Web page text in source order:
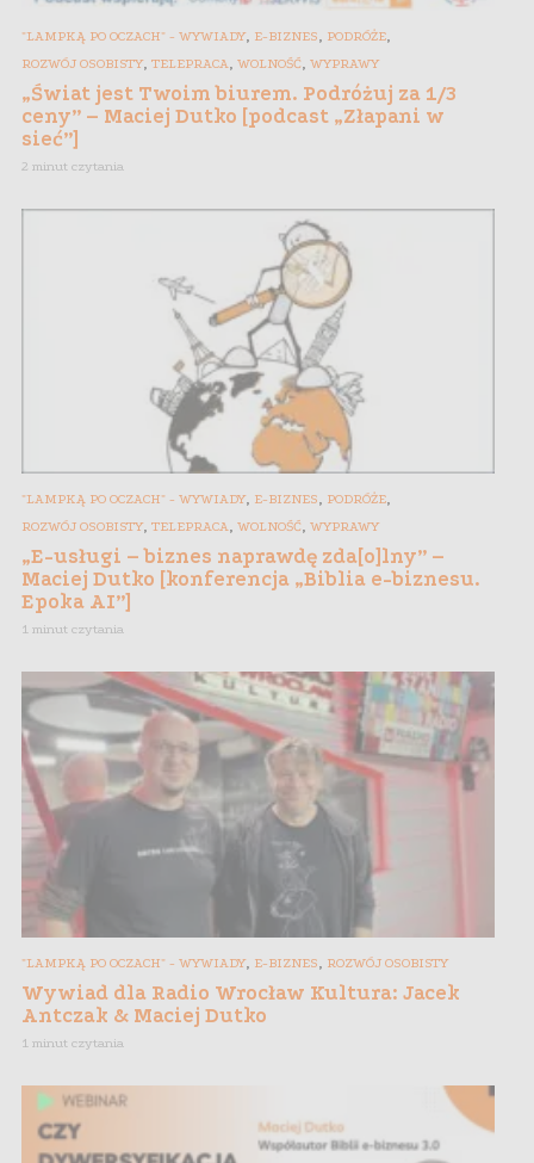
"LAMPKĄ PO OCZACH" - WYWIADY, E-BIZNES PODRÓŻE
ROZWÓJ OSOBISTY, TELEPRACA WOLNOŚĆ WYPRAWY
„Świat jest Twoim biurem. Podróżuj za 1/3
ceny” – Maciej Dutko [podcast „Złapani w
sieć”]
2 minut czytania
"LAMPKĄ PO OCZACH" - WYWIADY, E-BIZNES, PODRÓŻE,
ROZWÓJ OSOBISTY, TELEPRACA, WOLNOŚĆ, WYPRAWY
„E-usługi – biznes naprawdę zda[o]lny” –
Maciej Dutko [konferencja „Biblia e-biznesu.
Epoka AI”]
1 minut czytania
"LAMPKĄ PO OCZACH" - WYWIADY, E-BIZNES ROZWÓJ OSOBISTY
Wywiad dla Radio Wrocław Kultura: Jacek
Antczak & Maciej Dutko
1 minut czytania